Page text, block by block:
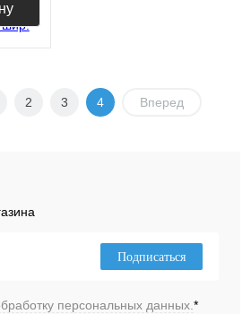
2 3 4 Вперед
Подписаться
персональных данных.*